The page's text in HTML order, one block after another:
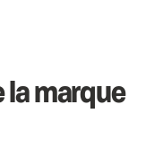
marque